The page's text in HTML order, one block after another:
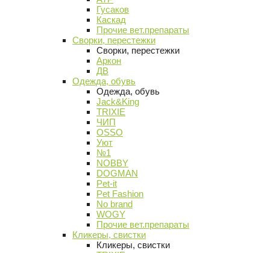
Гусаков
Каскад
Прочие вет.препараты
Сворки, перестежки
Сворки, перестежки
Аркон
ДВ
Одежда, обувь
Одежда, обувь
Jack&King
TRIXIE
ЧИП
OSSO
Уют
№1
NOBBY
DOGMAN
Pet-it
Pet Fashion
No brand
WOGY
Прочие вет.препараты
Кликеры, свистки
Кликеры, свистки